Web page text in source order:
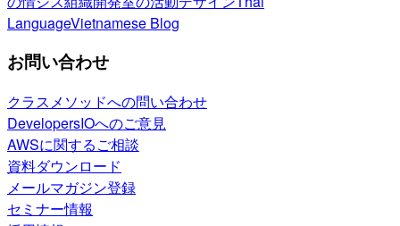
LanguageVietnamese Blog
お問い合わせ
クラスメソッドへの問い合わせ
DevelopersIOへのご意見
AWSに関するご相談
資料ダウンロード
メールマガジン登録
セミナー情報